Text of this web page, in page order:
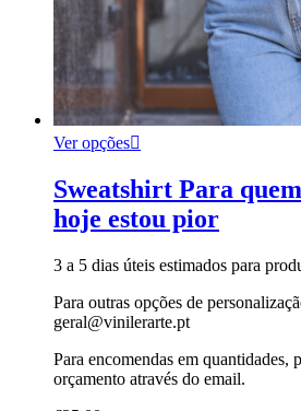
Ver opções
Sweatshirt Para
hoje estou pior
3 a 5 dias úteis estimados para
Para outras opções de
geral@vinilerarte.pt
Para encomendas em quantidades,
orçamento através do email.